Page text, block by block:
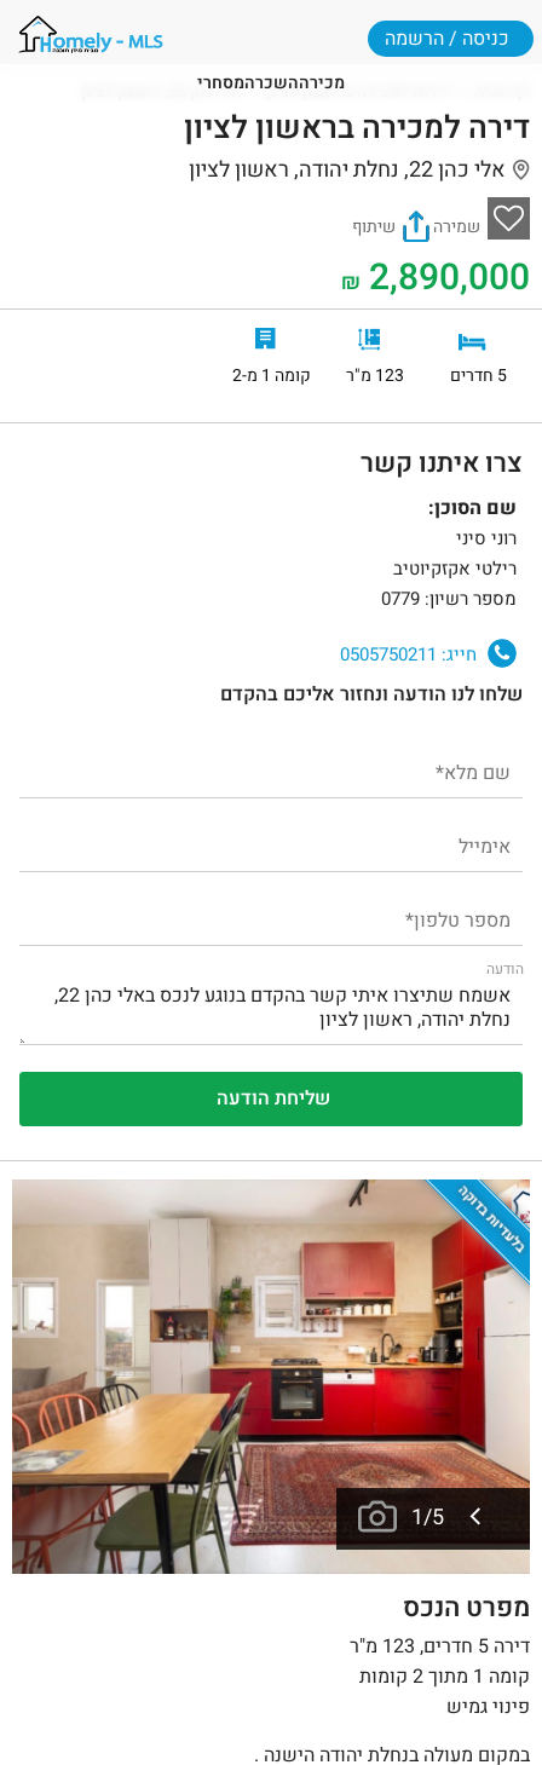
מכירההשכרהמסחרי
כניסה / הרשמה
דירות למכירה בראשון לציון אלי כהן 22, ראשון לציון
דירה למכירה בראשון לציון
אלי כהן 22, נחלת יהודה, ראשון לציון
שמירה שיתוף
2,890,000
₪
5 חדרים 123 מ"ר קומה 1 מ-2
צרו איתנו קשר
שם הסוכן:
רוני סיני
רילטי אקזקיוטיב
מספר רשיון: 0779
חייג:
שלחו לנו הודעה ונחזור אליכם בהקדם
הודעה
בלעדיות בדוקה
1/5
מפרט הנכס
דירה 5 חדרים, 123 מ"ר
קומה 1 מתוך 2 קומות
פינוי גמיש
במקום מעולה בנחלת יהודה הישנה .